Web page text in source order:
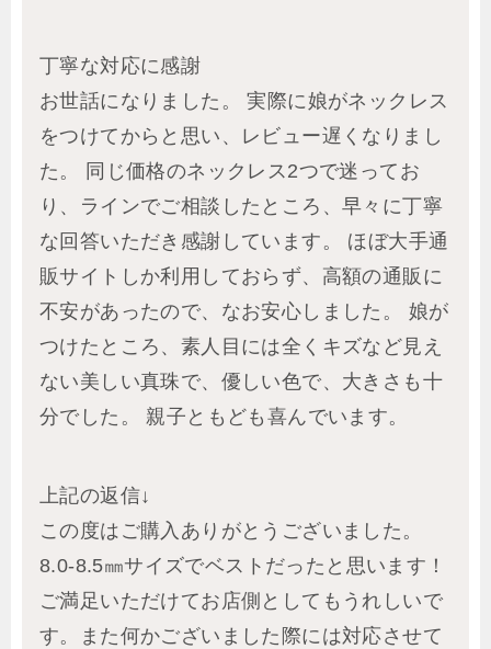
丁寧な対応に感謝
お世話になりました。 実際に娘がネックレス
をつけてからと思い、レビュー遅くなりまし
た。 同じ価格のネックレス2つで迷ってお
り、ラインでご相談したところ、早々に丁寧
な回答いただき感謝しています。 ほぼ大手通
販サイトしか利用しておらず、高額の通販に
不安があったので、なお安心しました。 娘が
つけたところ、素人目には全くキズなど見え
ない美しい真珠で、優しい色で、大きさも十
分でした。 親子ともども喜んでいます。
上記の返信↓
この度はご購入ありがとうございました。
8.0-8.5㎜サイズでベストだったと思います！
ご満足いただけてお店側としてもうれしいで
す。また何かございました際には対応させて